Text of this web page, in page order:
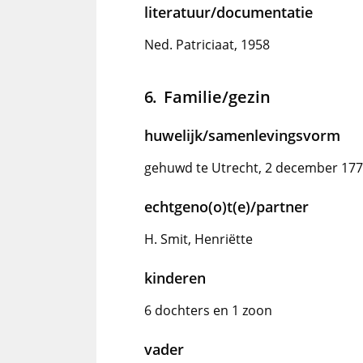
literatuur/documentatie
Ned. Patriciaat, 1958
Familie/gezin
huwelijk/samenlevingsvorm
gehuwd te Utrecht, 2 december
echtgeno(o)t(e)/partner
H. Smit, Henriëtte
kinderen
6 dochters en 1 zoon
vader